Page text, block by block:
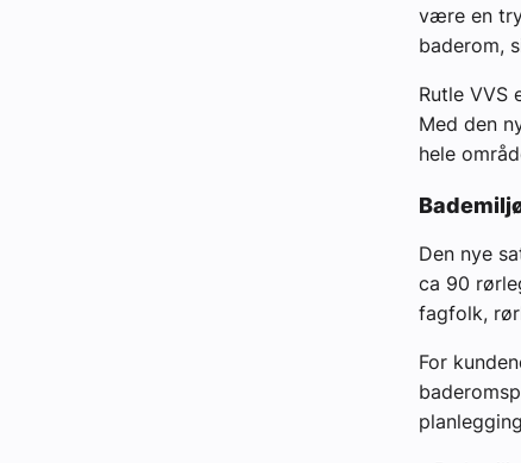
være en
baderom,
Rutle VVS
Med den
hele
Den nye
ca 90
fagfolk,
For